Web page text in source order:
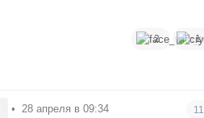
2 1
• 28 апреля в 09:34 11